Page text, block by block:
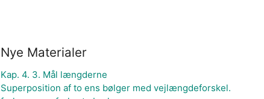
Nye Materialer
Kap. 4. 3. Mål længderne
Superposition af to ens bølger med vejlængdeforskel.